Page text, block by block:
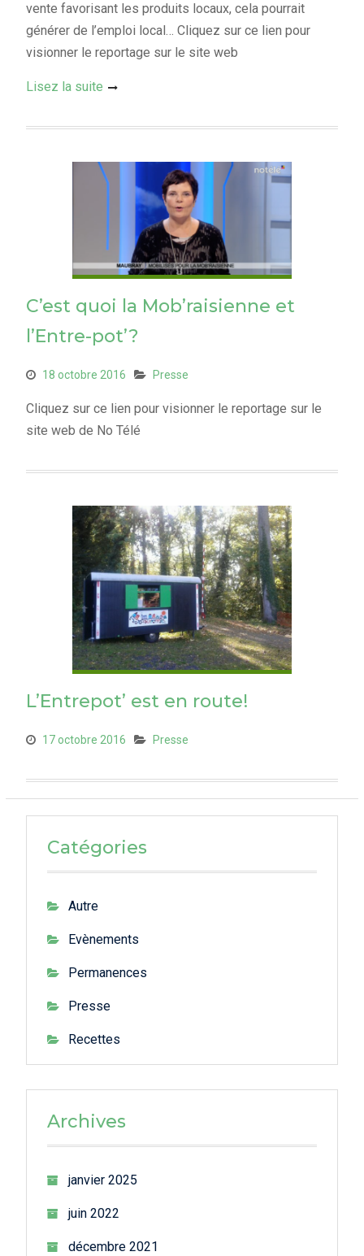
vente favorisant les produits locaux, cela pourrait
générer de l’emploi local… Cliquez sur ce lien pour
visionner le reportage sur le site web
Lisez la suite
C’est quoi la Mob’raisienne et
l’Entre-pot’?
18 octobre 2016 Presse
Cliquez sur ce lien pour visionner le reportage sur le
site web de No Télé
L’Entrepot’ est en route!
17 octobre 2016 Presse
Catégories
Autre
Evènements
Permanences
Presse
Recettes
Archives
janvier 2025
juin 2022
décembre 2021